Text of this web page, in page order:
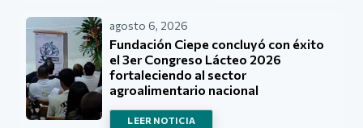
agosto 6, 2026
Fundación Ciepe concluyó con éxito
el 3er Congreso Lácteo 2026
fortaleciendo al sector
agroalimentario nacional
LEER NOTICIA